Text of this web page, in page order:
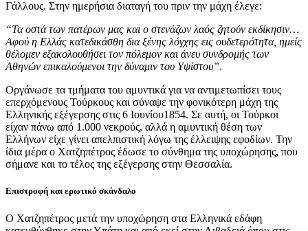
Γάλλους. Στην ημερήσια διαταγή του πριν την μάχη έλεγε:
“Τα οστά των πατέρων μας και ο στενάζων λαός ζητούν εκδίκησιν…
Αφού η Ελλάς κατεδικάσθη δια ξένης λόγχης εις ουδετερότητα, ημείς
θέλομεν εξακολουθήσει τον πόλεμον και άνευ συνδρομής των
Αθηνών επικαλούμενοι την δύναμιν του Υψίστου”.
Οργάνωσε τα τμήματα του αμυντικά για να αντιμετωπίσει τους
επερχόμενους Τούρκους και σύναψε την φονικότερη μάχη της
Ελληνικής εξέγερσης στις 6 Ιουνίου1854. Σε αυτή, οι Τούρκοι
είχαν πάνω από 1.000 νεκρούς, αλλά η αμυντική θέση των
Ελλήνων είχε γίνει απελπιστική λόγω της έλλειψης εφοδίων. Την
ίδια μέρα ο Χατζηπέτρος έδωσε το σύνθημα της υποχώρησης, που
σήμανε και το τέλος της εξέγερσης στην Θεσσαλία.
Επιστροφή και ερωτικό σκάνδαλο
Ο Χατζηπέτρος μετά την υποχώρηση στα Ελληνικά εδάφη